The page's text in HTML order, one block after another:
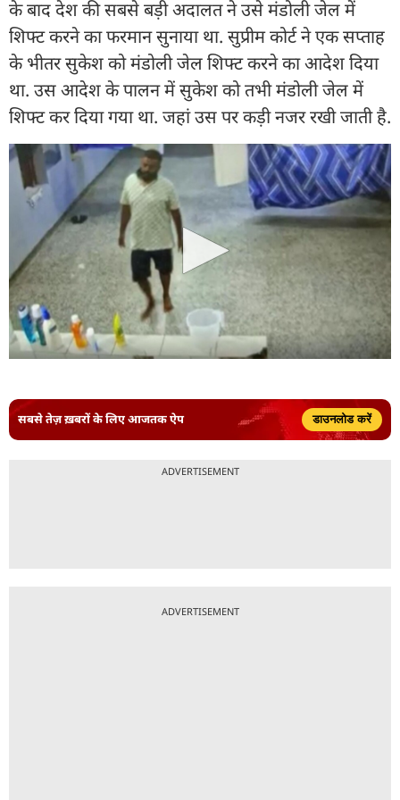
के बाद देश की सबसे बड़ी अदालत ने उसे मंडोली जेल में
शिफ्ट करने का फरमान सुनाया था. सुप्रीम कोर्ट ने एक सप्ताह
के भीतर सुकेश को मंडोली जेल शिफ्ट करने का आदेश दिया
था. उस आदेश के पालन में सुकेश को तभी मंडोली जेल में
शिफ्ट कर दिया गया था. जहां उस पर कड़ी नजर रखी जाती है.
सबसे तेज़ ख़बरों के लिए आजतक ऐप डाउनलोड करें
ADVERTISEMENT
ADVERTISEMENT